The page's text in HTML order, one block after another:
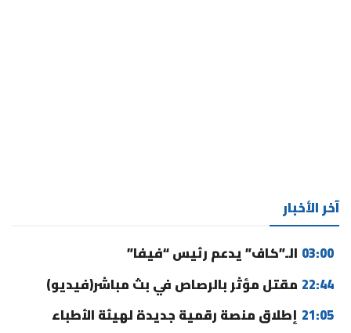
آخر الأخبار
03:00 الـ”كاف” يدعم رئيس “فيفا”
22:44 مقتل مؤثر بالرصاص في بث مباشر(فيديو)
21:05 إطلاق منصة رقمية جديدة لهيئة الأطباء